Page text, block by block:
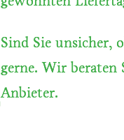
Sind Sie unsicher,
gerne. Wir beraten
Anbieter.